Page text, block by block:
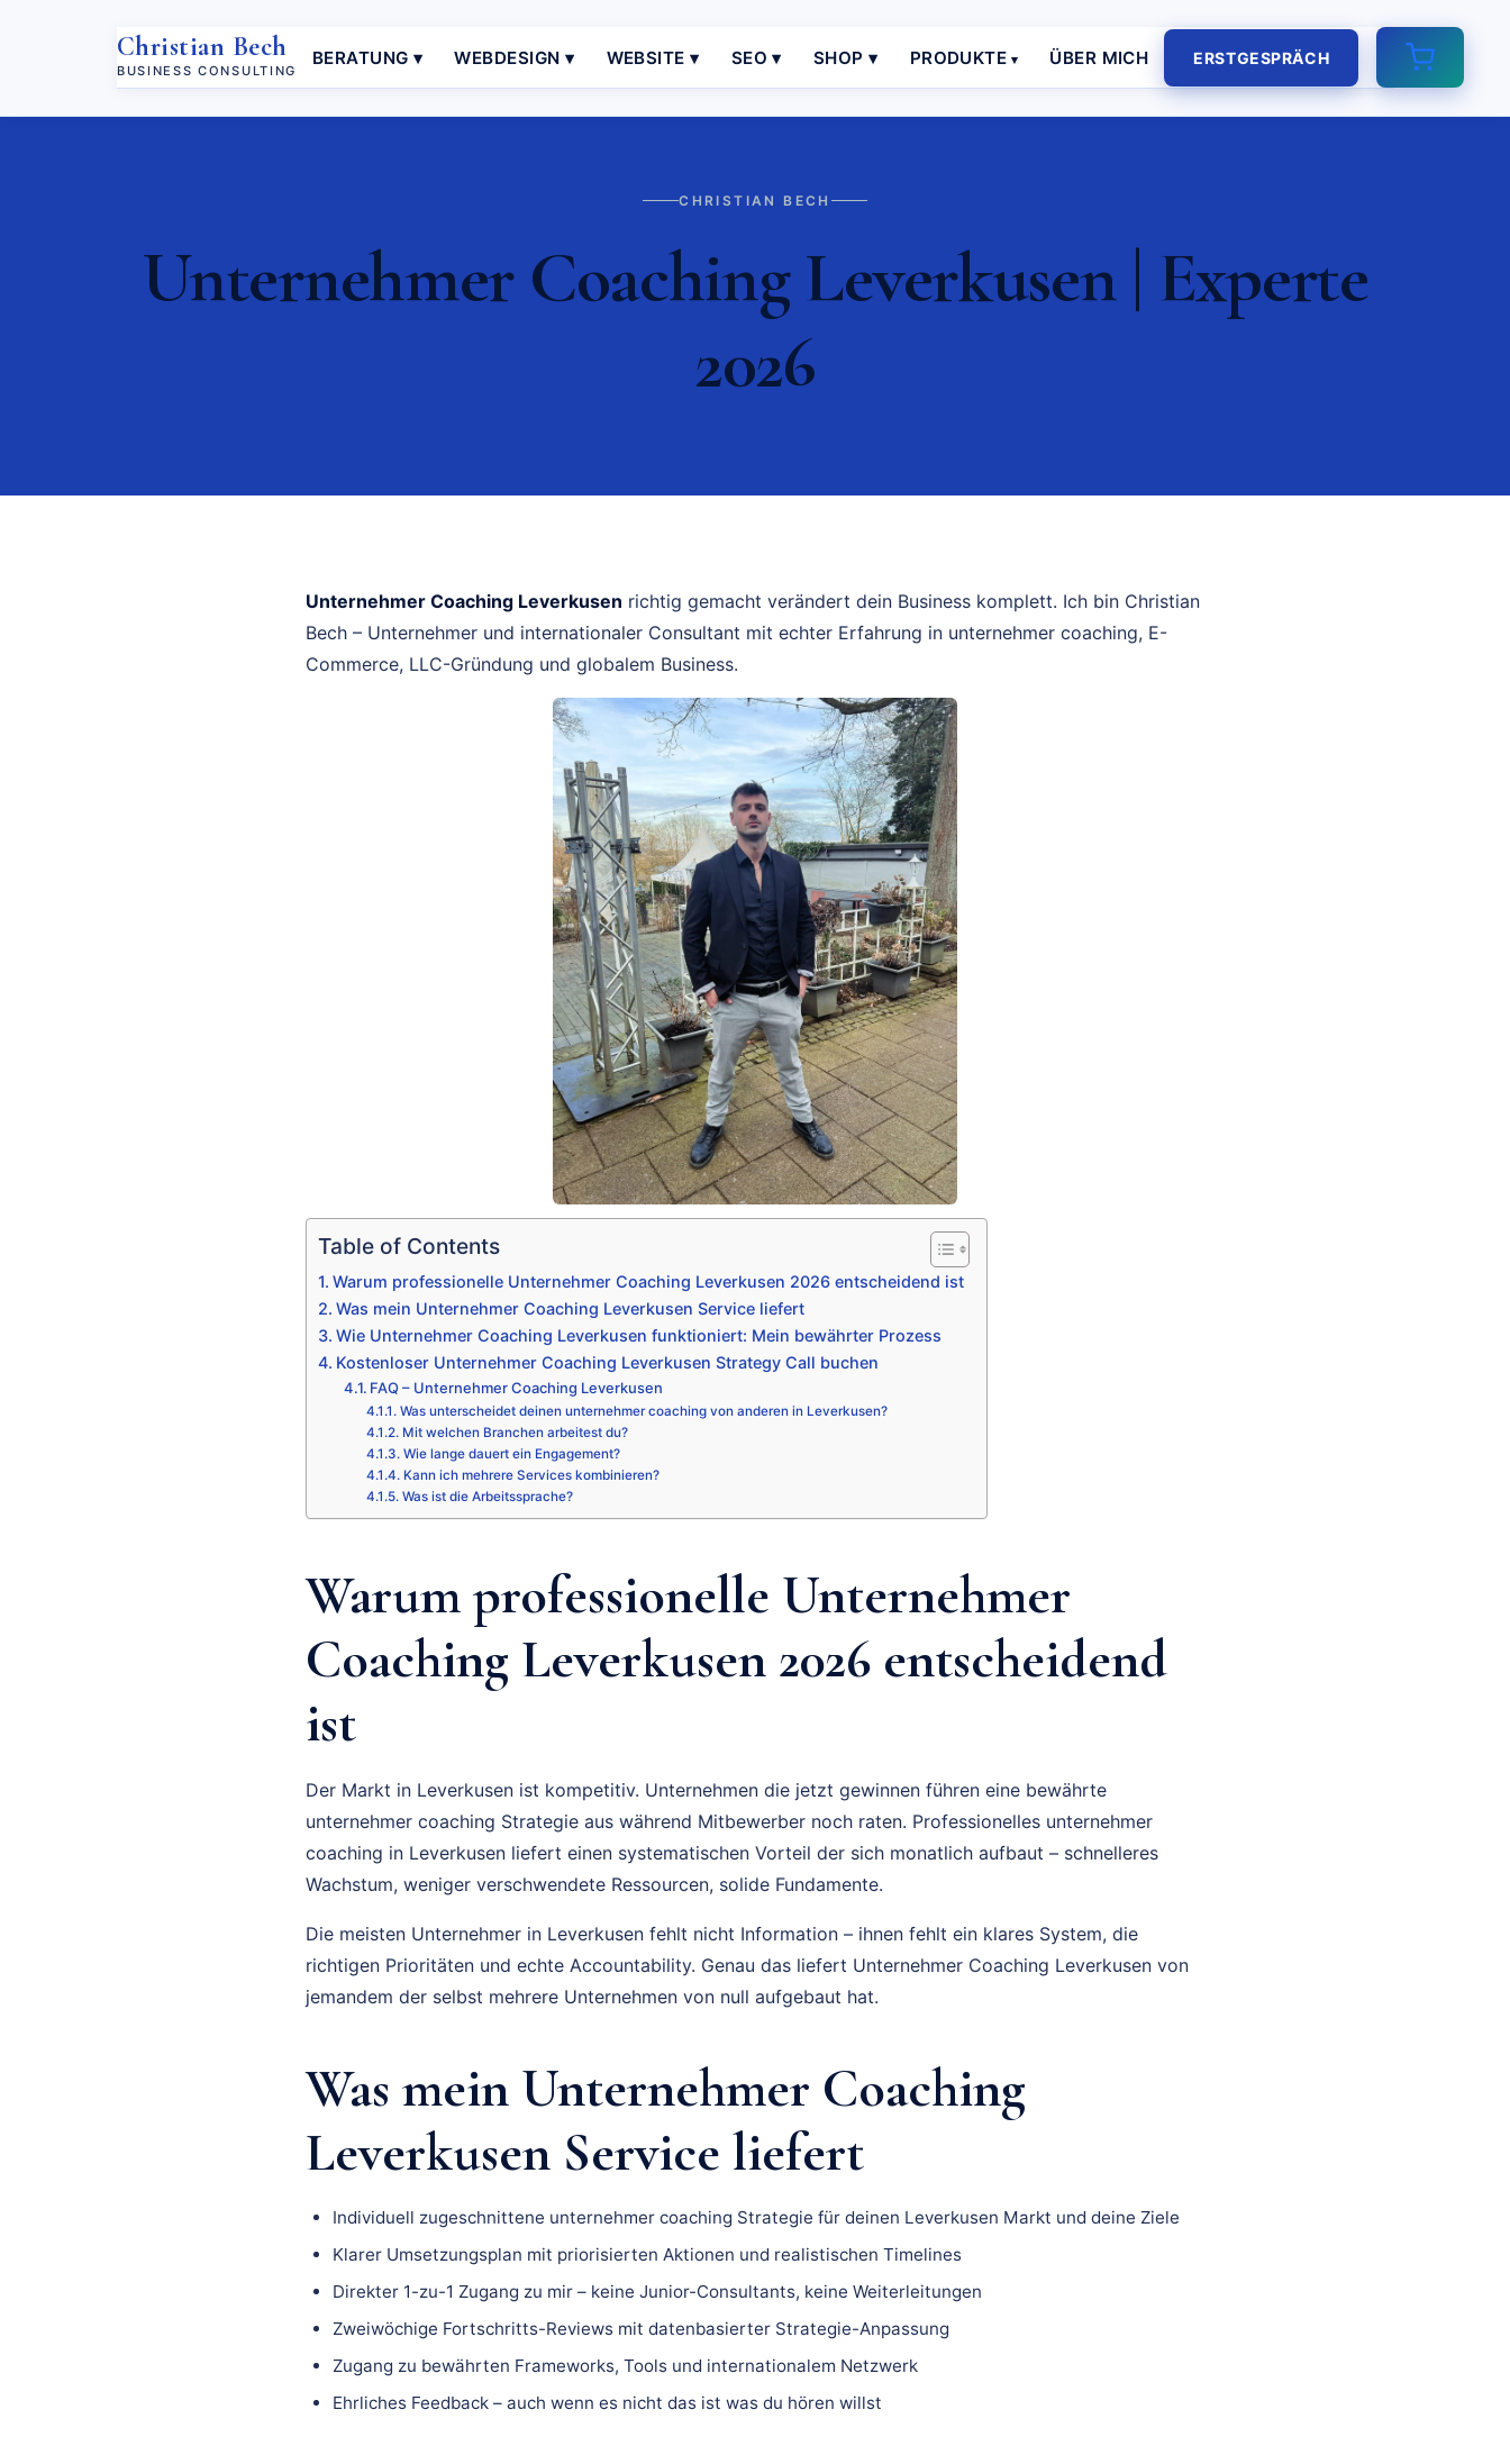
Christian Bech
BUSINESS CONSULTING
BERATUNG ▾ WEBDESIGN ▾ WEBSITE ▾ SEO ▾ SHOP ▾ PRODUKTE ÜBER MICH ERSTGESPRÄCH
CHRISTIAN BECH
Unternehmer Coaching Leverkusen | Experte
2026
Unternehmer Coaching Leverkusen richtig gemacht verändert dein Business komplett. Ich bin Christian
Bech – Unternehmer und internationaler Consultant mit echter Erfahrung in unternehmer coaching, E-
Commerce, LLC-Gründung und globalem Business.
Table of Contents
Warum professionelle Unternehmer Coaching Leverkusen 2026 entscheidend ist
Was mein Unternehmer Coaching Leverkusen Service liefert
Wie Unternehmer Coaching Leverkusen funktioniert: Mein bewährter Prozess
Kostenloser Unternehmer Coaching Leverkusen Strategy Call buchen
FAQ – Unternehmer Coaching Leverkusen
Was unterscheidet deinen unternehmer coaching von anderen in Leverkusen?
Mit welchen Branchen arbeitest du?
Wie lange dauert ein Engagement?
Kann ich mehrere Services kombinieren?
Was ist die Arbeitssprache?
Warum professionelle Unternehmer
Coaching Leverkusen 2026 entscheidend
ist
Der Markt in Leverkusen ist kompetitiv. Unternehmen die jetzt gewinnen führen eine bewährte
unternehmer coaching Strategie aus während Mitbewerber noch raten. Professionelles unternehmer
coaching in Leverkusen liefert einen systematischen Vorteil der sich monatlich aufbaut – schnelleres
Wachstum, weniger verschwendete Ressourcen, solide Fundamente.
Die meisten Unternehmer in Leverkusen fehlt nicht Information – ihnen fehlt ein klares System, die
richtigen Prioritäten und echte Accountability. Genau das liefert Unternehmer Coaching Leverkusen von
jemandem der selbst mehrere Unternehmen von null aufgebaut hat.
Was mein Unternehmer Coaching
Leverkusen Service liefert
Individuell zugeschnittene unternehmer coaching Strategie für deinen Leverkusen Markt und deine Ziele
Klarer Umsetzungsplan mit priorisierten Aktionen und realistischen Timelines
Direkter 1-zu-1 Zugang zu mir – keine Junior-Consultants, keine Weiterleitungen
Zweiwöchige Fortschritts-Reviews mit datenbasierter Strategie-Anpassung
Zugang zu bewährten Frameworks, Tools und internationalem Netzwerk
Ehrliches Feedback – auch wenn es nicht das ist was du hören willst